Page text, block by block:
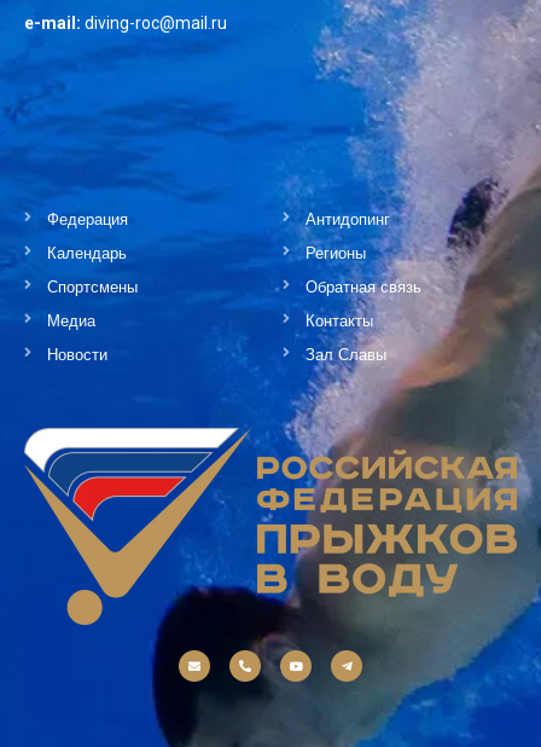
e-mail: diving-roc@mail.ru
Федерация
Календарь
Спортсмены
Медиа
Новости
Антидопинг
Регионы
Обратная связь
Контакты
Зал Славы